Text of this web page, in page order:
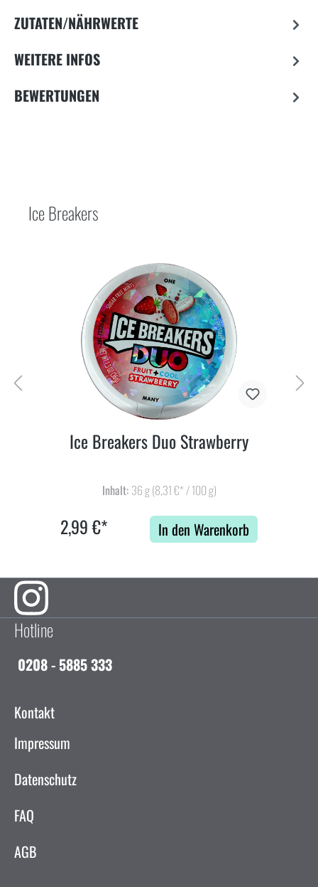
ZUTATEN/NÄHRWERTE
WEITERE INFOS
BEWERTUNGEN
Ice Breakers
Ice Breakers Duo Strawberry
Inhalt: 36 g(8,31 €* / 100 g)
2,99 €* In den Warenkorb
Hotline
0208 - 5885 333
Kontakt
Impressum
Datenschutz
FAQ
AGB